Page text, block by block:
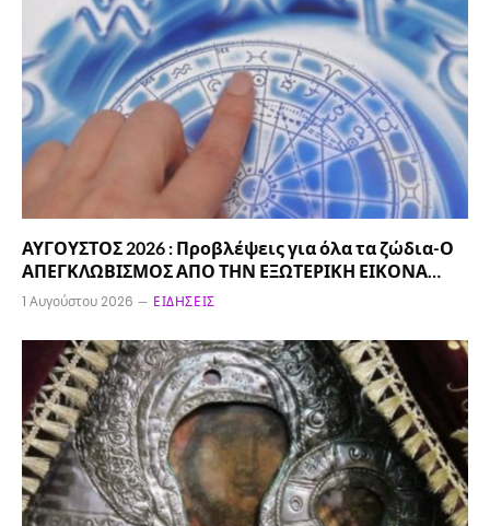
ΑΥΓΟΥΣΤΟΣ 2026 : Προβλέψεις για όλα τα ζώδια-Ο
ΑΠΕΓΚΛΩΒΙΣΜΟΣ ΑΠΟ ΤΗΝ ΕΞΩΤΕΡΙΚΗ ΕΙΚΟΝΑ…
1 Αυγούστου 2026 ΕΙΔΉΣΕΙΣ